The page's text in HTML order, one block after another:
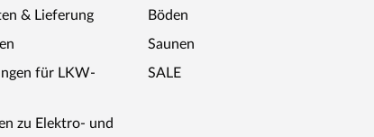
& Lieferung
für LKW-
zu Elektro- und
Böden
Saunen
SALE